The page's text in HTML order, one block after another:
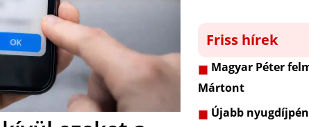
Friss hírek
Magyar Péter
Mártont
Újabb